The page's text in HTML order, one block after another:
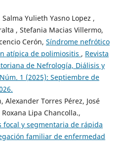
Salma Yulieth Yasno Lopez ,
, Stefania Macias Villermo,
Cerón, Síndrome nefrótico
atípica de polimiositis , Revista
de Nefrología, Diálisis y
1 (2025): Septiembre de
Alexander Torres Pérez, José
Lipa Chancolla.,
focal y segmentaria de rápida
familiar de enfermedad